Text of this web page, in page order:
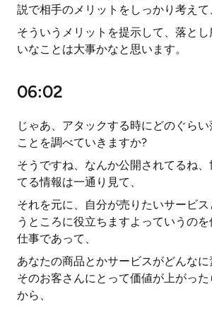
説で相手のメリットをしっかり考えて
そういうメリットを提示して、落と
いなことは大事かなと思います。
06:02
じゃあ、アタックする時にどのぐら
ことを調べていきますか?
そうですね、なんか公開されてるね
てる情報は一通り見て、
それを元に、自分が売りたいサービ
うところに役立ちますよっていうの
仕事であって、
あなたの商品とかサービスがどんなに
そのお客さんにとって価値が上がっ
から、